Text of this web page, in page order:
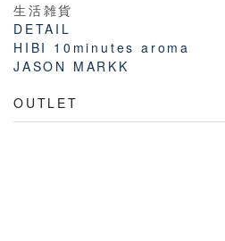
生活雑貨
DETAIL
HIBI 10minutes aroma
JASON MARKK
OUTLET